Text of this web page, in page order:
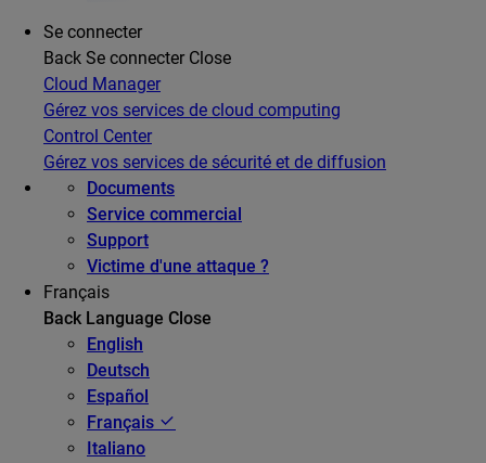
Se connecter
Back Se connecter Close
Cloud Manager
Gérez vos services de cloud computing
Control Center
Gérez vos services de sécurité et de diffusion
Documents
Service commercial
Support
Victime d'une attaque ?
Français
Back Language Close
English
Deutsch
Español
Français
Italiano